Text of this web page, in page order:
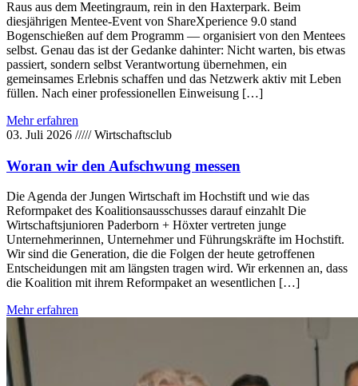
Raus aus dem Meetingraum, rein in den Haxterpark. Beim
diesjährigen Mentee-Event von ShareXperience 9.0 stand
Bogenschießen auf dem Programm — organisiert von den Mentees
selbst. Genau das ist der Gedanke dahinter: Nicht warten, bis etwas
passiert, sondern selbst Verantwortung übernehmen, ein
gemeinsames Erlebnis schaffen und das Netzwerk aktiv mit Leben
füllen. Nach einer professionellen Einweisung […]
Mehr erfahren
03. Juli 2026 /////Wirtschaftsclub
Woran wir den Aufschwung messen
Die Agenda der Jungen Wirtschaft im Hochstift und wie das
Reformpaket des Koalitionsausschusses darauf einzahlt Die
Wirtschaftsjunioren Paderborn + Höxter vertreten junge
Unternehmerinnen, Unternehmer und Führungskräfte im Hochstift.
Wir sind die Generation, die die Folgen der heute getroffenen
Entscheidungen mit am längsten tragen wird. Wir erkennen an, dass
die Koalition mit ihrem Reformpaket an wesentlichen […]
Mehr erfahren